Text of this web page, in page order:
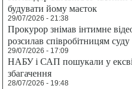
будувати йому маєток
29/07/2026 - 21:38
Прокурор знімав інтимне
розсилав співробітницям суду
29/07/2026 - 17:09
НАБУ і САП пошукали у
збагачення
28/07/2026 - 19:48